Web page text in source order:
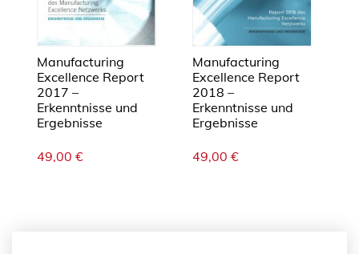
Manufacturing
Excellence Report
2017 –
Erkenntnisse und
Ergebnisse
49,00 €
Manufacturing
Excellence Report
2018 –
Erkenntnisse und
Ergebnisse
49,00 €